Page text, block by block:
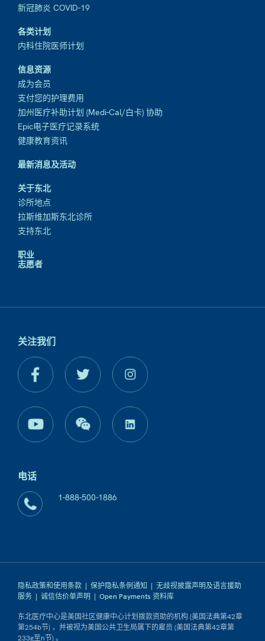
新冠肺炎 COVID-19
各类计划
内科住院医师计划
信息资源
成为会员
支付您的护理费用
加州医疗补助计划 (Medi-Cal/白卡) 协助
Epic电子医疗记录系统
健康教育资讯
最新消息及活动
关于东北
诊所地点
拉斯维加斯东北诊所
支持东北
职业
志愿者
关注我们
电话
1-888-500-1886
隐私政策和使用条款 | 保护隐私条例通知 | 无歧视披露声明及语言援助
服务 | 诚信估价单声明 | Open Payments 资料库
东北医疗中心是美国社区健康中心计划拨款资助的机构 (美国法典第42章
第254b节) ，并被视为美国公共卫生局属下的雇员 (美国法典第42章第
233g至n节) 。